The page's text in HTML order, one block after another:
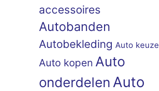
accessoires
Autobanden
Autobekleding Auto keuze
Auto kopen Auto
onderdelen Auto